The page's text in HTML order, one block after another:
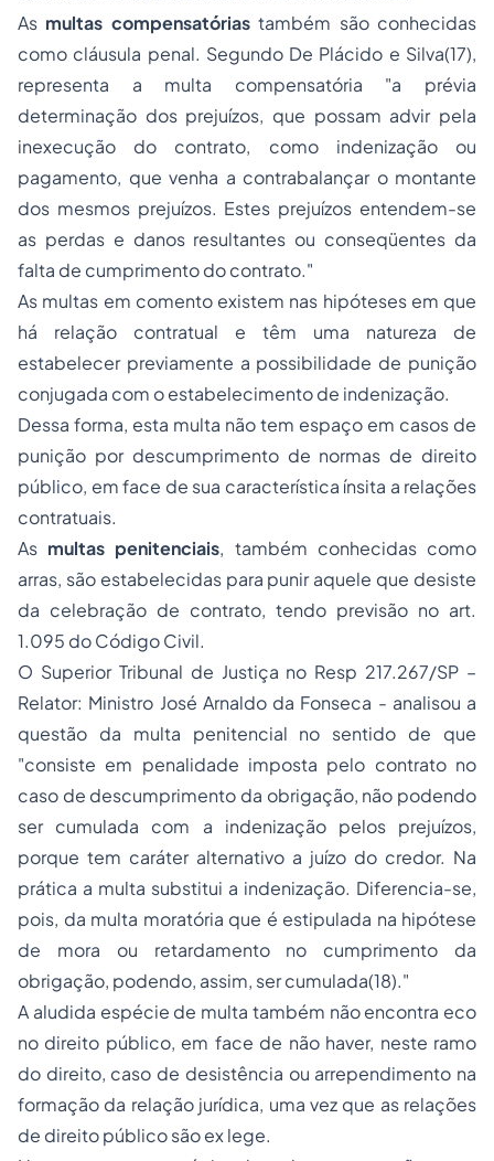
As multas compensatóriastambém são conhecidas
como cláusula penal. Segundo De Plácido e Silva(17),
representa a multa compensatória "a prévia
determinação dos prejuízos, que possam advir pela
inexecução do contrato, como indenização ou
pagamento, que venha a contrabalançar o montante
dos mesmos prejuízos. Estes prejuízos entendem-se
as perdas e danos resultantes ou conseqüentes da
falta de cumprimento do contrato."
As multas em comento existem nas hipóteses em que
há relação contratual e têm uma natureza de
estabelecer previamente a possibilidade de punição
conjugada com o estabelecimento de indenização.
Dessa forma, esta multa não tem espaço em casos de
punição por descumprimento de normas de direito
público, em face de sua característica ínsita a relações
contratuais.
As multas penitenciais, também conhecidas como
arras, são estabelecidas para punir aquele que desiste
da celebração de contrato, tendo previsão no art.
1.095 do Código Civil.
O Superior Tribunal de Justiça no Resp 217.267/SP –
Relator: Ministro José Arnaldo da Fonseca - analisou a
questão da multa penitencial no sentido de que
"consiste em penalidade imposta pelo contrato no
caso de descumprimento da obrigação, não podendo
ser cumulada com a indenização pelos prejuízos,
porque tem caráter alternativo a juízo do credor. Na
prática a multa substitui a indenização. Diferencia-se,
pois, da multa moratória que é estipulada na hipótese
de mora ou retardamento no cumprimento da
obrigação, podendo, assim, ser cumulada(18)."
A aludida espécie de multa também não encontra eco
no direito público, em face de não haver, neste ramo
do direito, caso de desistência ou arrependimento na
formação da relação jurídica, uma vez que as relações
de direito público sãoex lege.